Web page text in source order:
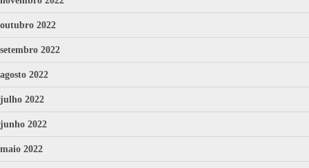
outubro 2022
setembro 2022
agosto 2022
julho 2022
junho 2022
maio 2022